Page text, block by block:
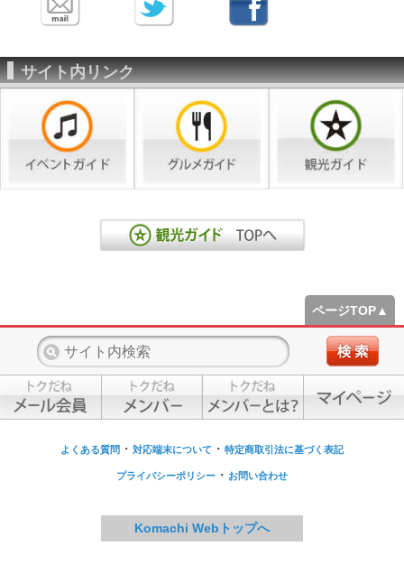
サイト内リンク
ページTOP▲
よくある質問 ・ 対応端末について ・ 特定商取引法に基づく表記
プライバシーポリシー ・ お問い合わせ
Komachi Webトップへ